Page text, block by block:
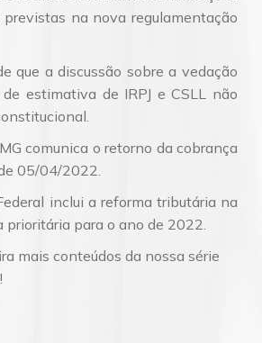
previstas na nova regulamentação
que a discussão sobre a vedação
estimativa de IRPJ e CSLL não
comunica o retorno da cobrança
05/04/2022.
inclui a reforma tributária na
prioritária para o ano de 2022.
mais conteúdos da nossa série